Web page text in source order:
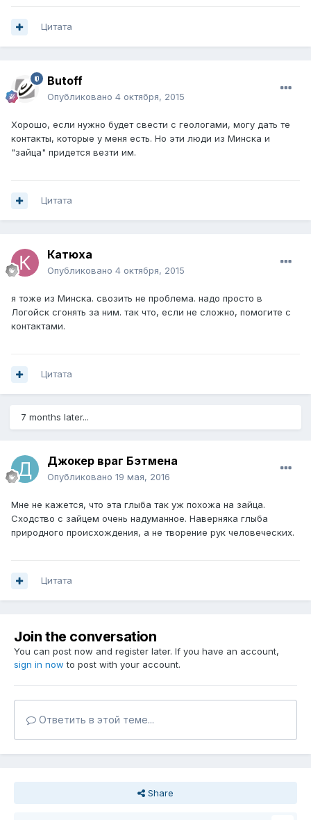
Цитата
Butoff
Опубликовано 4 октября, 2015
Хорошо, если нужно будет свести с геологами, могу дать те
контакты, которые у меня есть. Но эти люди из Минска и
"зайца" придется везти им.
Цитата
Катюха
Опубликовано 4 октября, 2015
я тоже из Минска. свозить не проблема. надо просто в
Логойск сгонять за ним. так что, если не сложно, помогите с
контактами.
Цитата
7 months later...
Джокер враг Бэтмена
Опубликовано 19 мая, 2016
Мне не кажется, что эта глыба так уж похожа на зайца.
Сходство с зайцем очень надуманное. Наверняка глыба
природного происхождения, а не творение рук человеческих.
Цитата
Join the conversation
You can post now and register later. If you have an account,
sign in now to post with your account.
Ответить в этой теме...
Share